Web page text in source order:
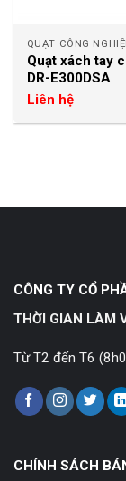
QUẠT CÔNG
Quạt xách tay
DR-E300DSA
Liên hệ
CÔNG TY CỔ
THỜI GIAN LÀM
Từ T2 đến T6
CHÍNH SÁCH